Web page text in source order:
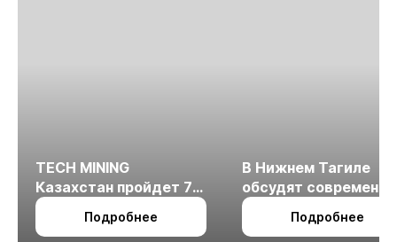
TECH MINING
Казахстан пройдет 7
октября в Алматы
Подробнее
В Нижнем Тагиле
обсудят
технологии
измельчения
Подробнее